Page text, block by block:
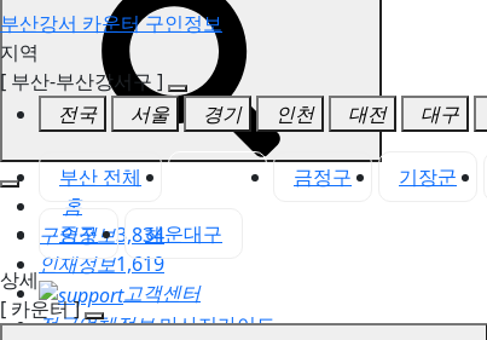
홈
구인정보3,834
인재정보1,619
고객센터
전국업체정보마사지가이드
부산강서 카운터 구인정보
지역
[ 부산-부산강서구 ]
전국
서울 경기 인천 대전 대구
부산 전체 금정구 기장군
중구
해운대구
상세
[ 카운터 ]